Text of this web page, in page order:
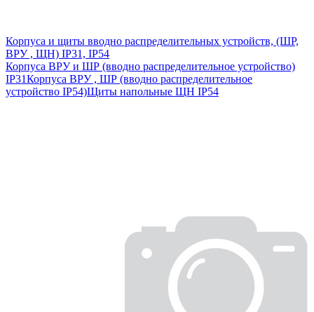
Корпуса и щиты вводно распределительных устройств, (ШР,
ВРУ , ЩН) IP31, IP54
Корпуса ВРУ и ШР (вводно распределительное устройство)
IP31Корпуса ВРУ , ШР (вводно распределительное
устройство IP54)Щиты напольные ЩН IP54